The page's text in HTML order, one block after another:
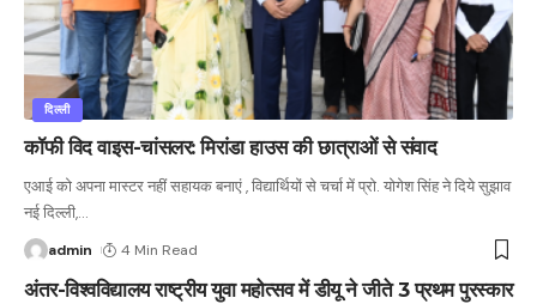
दिल्ली
कॉफी विद वाइस-चांसलर: मिरांडा हाउस की छात्राओं से संवाद
एआई को अपना मास्टर नहीं सहायक बनाएं , विद्यार्थियों से चर्चा में प्रो. योगेश सिंह ने दिये सुझाव
नई दिल्ली,…
admin 4 Min Read
अंतर-विश्वविद्यालय राष्ट्रीय युवा महोत्सव में डीयू ने जीते 3 प्रथम पुरस्कार